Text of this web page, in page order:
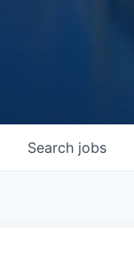
Search jobs